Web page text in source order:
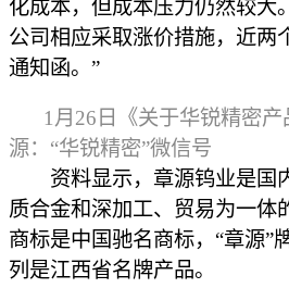
化成本，但成本压力仍然较大
公司相应采取涨价措施，近两
通知函。”
1月26日《关于华锐精密
源：“华锐精密”微信号
资料显示，章源钨业是国
质合金和深加工、贸易为一体
商标是中国驰名商标，“章源”
列是江西省名牌产品。